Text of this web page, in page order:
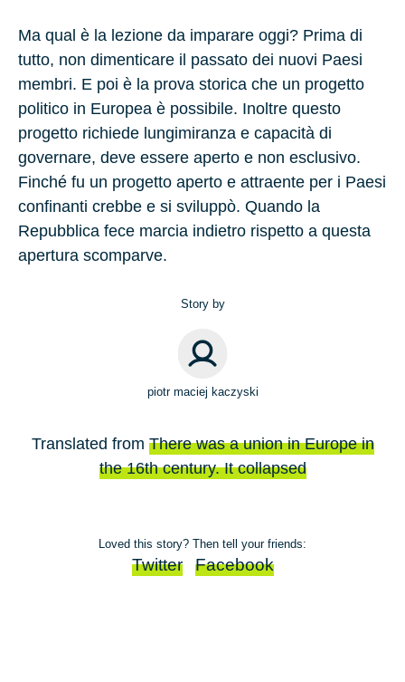
Ma qual è la lezione da imparare oggi? Prima di
tutto, non dimenticare il passato dei nuovi Paesi
membri. E poi è la prova storica che un progetto
politico in Europea è possibile. Inoltre questo
progetto richiede lungimiranza e capacità di
governare, deve essere aperto e non esclusivo.
Finché fu un progetto aperto e attraente per i Paesi
confinanti crebbe e si sviluppò. Quando la
Repubblica fece marcia indietro rispetto a questa
apertura scomparve.
Story by
piotr maciej kaczyski
Translated from There was a union in Europe in
the 16th century. It collapsed
Loved this story? Then tell your friends:
Twitter Facebook